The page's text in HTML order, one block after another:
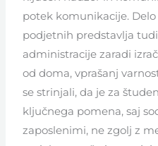
potek komunikacije.
podjetnih predstavlja
administracije zaradi
od doma, vprašanj
se strinjali, da je za
ključnega pomena, saj
zaposlenimi, ne zgolj z